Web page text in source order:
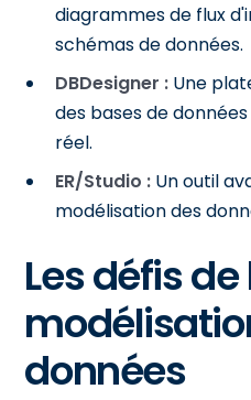
diagrammes de flux
schémas de données.
DBDesigner : Une
des bases de
réel.
ER/Studio : Un outil
modélisation des
Les défis de
données